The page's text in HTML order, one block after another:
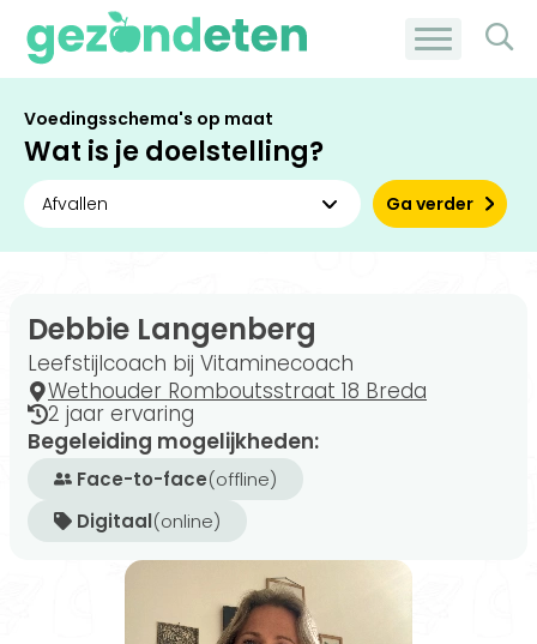
Voedingsschema's op maat
Wat is je doelstelling?
Ga verder
Debbie Langenberg
Leefstijlcoach bij Vitaminecoach
Wethouder Romboutsstraat 18 Breda
2 jaar ervaring
Begeleiding mogelijkheden:
Face-to-face(offline)
Digitaal(online)